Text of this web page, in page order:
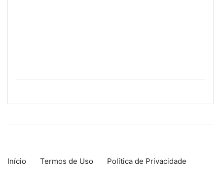
Início Termos de Uso Política de Privacidade